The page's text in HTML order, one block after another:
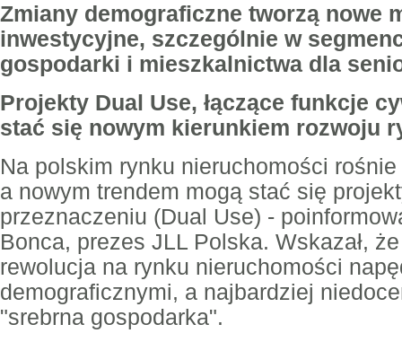
Zmiany demograficzne tworzą nowe
inwestycyjne, szczególnie w
gospodarki i mieszkalnictwa dla
Projekty Dual Use, łączące funkcje
stać się nowym kierunkiem rozwoju
Na polskim rynku nieruchomości
a nowym trendem mogą stać się
przeznaczeniu (Dual Use) -
Bonca, prezes JLL Polska. Wskazał,
rewolucja na rynku nieruchomości
demograficznymi, a najbardziej
"srebrna gospodarka".